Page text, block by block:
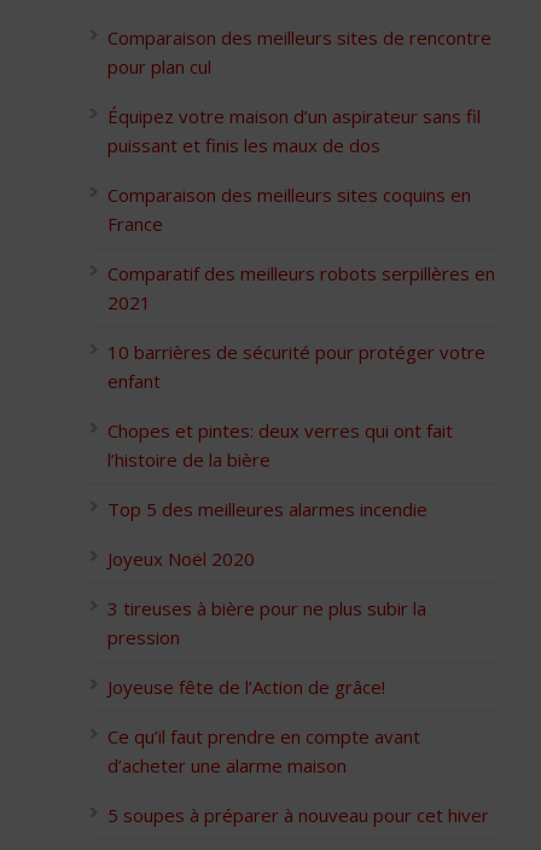
Comparaison des meilleurs sites de rencontre
pour plan cul
Équipez votre maison d’un aspirateur sans fil
puissant et finis les maux de dos
Comparaison des meilleurs sites coquins en
France
Comparatif des meilleurs robots serpillères en
2021
10 barrières de sécurité pour protéger votre
enfant
Chopes et pintes: deux verres qui ont fait
l’histoire de la bière
Top 5 des meilleures alarmes incendie
Joyeux Noël 2020
3 tireuses à bière pour ne plus subir la
pression
Joyeuse fête de l’Action de grâce!
Ce qu’il faut prendre en compte avant
d’acheter une alarme maison
5 soupes à préparer à nouveau pour cet hiver